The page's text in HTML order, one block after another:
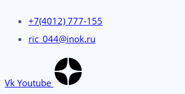
+7(4012) 777-155
ric_044@inok.ru
Vk Youtube